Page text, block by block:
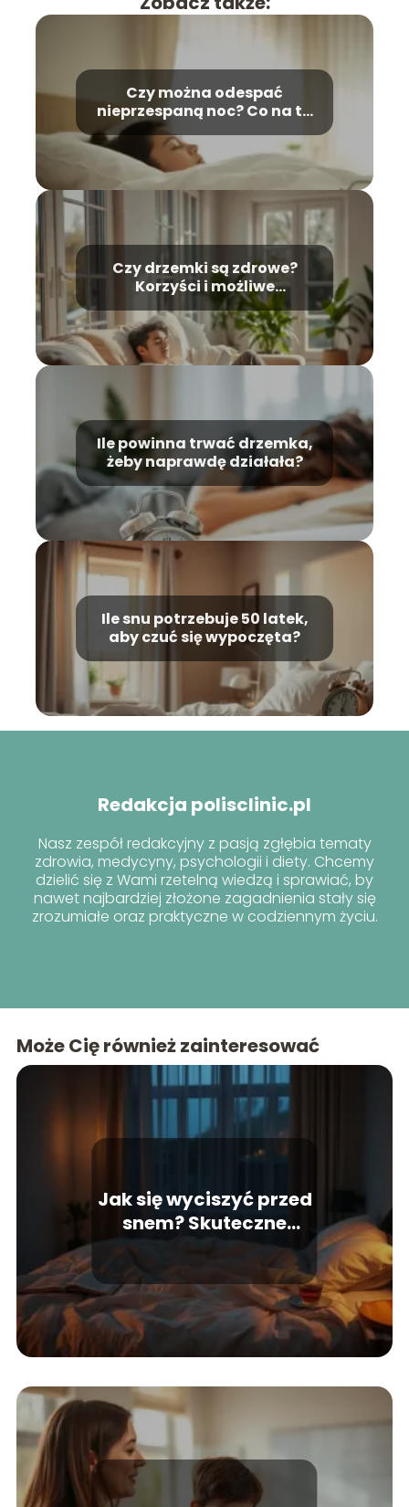
Czy można odespać
nieprzespaną noc? Co na to
Czy drzemki są zdrowe?
Korzyści i możliwe
zagrożenia
Ile powinna trwać drzemka,
żeby naprawdę działała?
Ile snu potrzebuje 50 latek,
aby czuć się wypoczęta?
Redakcja polisclinic.pl
Nasz zespół redakcyjny z pasją zgłębia tematy
zdrowia, medycyny, psychologii i diety. Chcemy
dzielić się z Wami rzetelną wiedzą i sprawiać, by
nawet najbardziej złożone zagadnienia stały się
zrozumiałe oraz praktyczne w codziennym życiu.
Może Cię również zainteresować
Jak się wyciszyć przed
snem? Skuteczne
sposoby na relaks